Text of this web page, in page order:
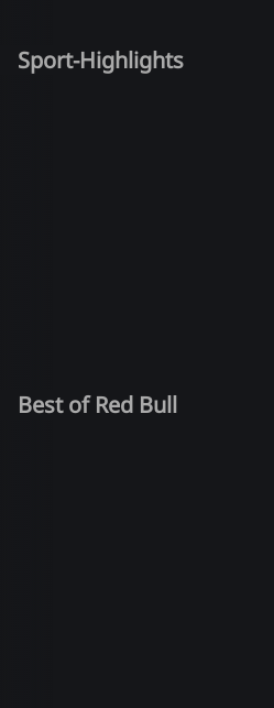
Sport-Highlights
Best of Red Bull